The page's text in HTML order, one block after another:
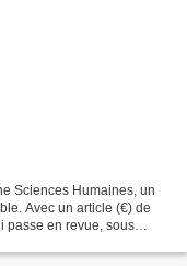
Sciences Humaines, un
Avec un article (€) de
passe en revue, sous